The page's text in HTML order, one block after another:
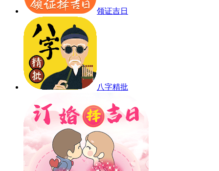
领证吉日
八字精批